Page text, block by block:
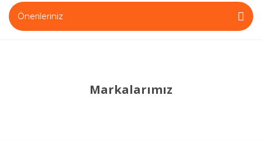
Önerileriniz
Markalarımız